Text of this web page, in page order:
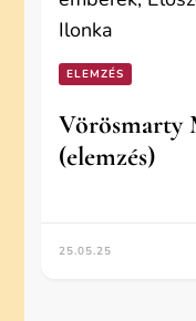
ELEMZÉS
Vörösmarty
(elemzés)
25.05.25